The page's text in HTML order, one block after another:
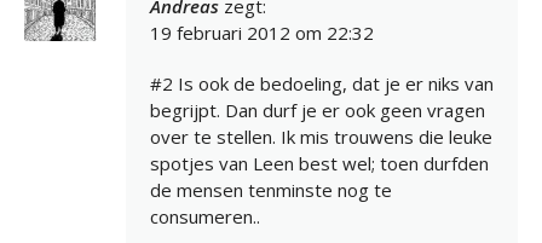
Andreas zegt:
19 februari 2012 om 22:32
#2 Is ook de bedoeling, dat je er niks van
begrijpt. Dan durf je er ook geen vragen
over te stellen. Ik mis trouwens die leuke
spotjes van Leen best wel; toen durfden
de mensen tenminste nog te
consumeren..